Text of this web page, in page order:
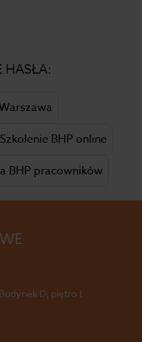
HASŁA:
Szkolenie BHP online
BHP pracowników
D, piętro I